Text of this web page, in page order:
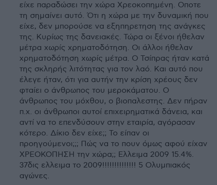
είχε παραδώσει την χώρα Χρεοκοπημένη. Οποτε
τη σημαίνει αυτό. Ότι η χώρα με την δυναμική που
είχε, δεν μπορούσε να εξηπηρετηση της ανάγκες
της. Κυρίως της δανειακές. Τώρα οι ξένοι ήθελαν
μέτρα χωρίς χρηματοδότηση. Οι άλλοι ήθελαν
χρηματοδότηση χωρίς μέτρα. Ο Τσίπρας ήταν κατά
της σκληρής λιτότητας για τον λαό. Και αυτό που
έλεγε ήταν, ότι για αυτήν την κρίση χρέους δεν
φταίει ο άνθρωπος του μεροκάματου. Ο
άνθρωπος του μόχθου, ο βιοπαλεστης. Δεν πήραν
π.χ. οι άνθρωποι αυτοί επιχειρηματικά δάνεια, και
αντί να το επενδύσουν στην εταιρία, αγόρασαν
κότερο. Δίκιο δεν είχε;; Το είπαν οι
προηγούμενοι;;; Πώς να το πουν όμως αφού είχαν
ΧΡΕΟΚΟΠΗΣΗ την χώρα;; Ελλειμα 2009 15.4%.
37δις ελλειμα το 2009!!!!!!!!!!!!!! 5 Ολυμπιακός
αγώνες.